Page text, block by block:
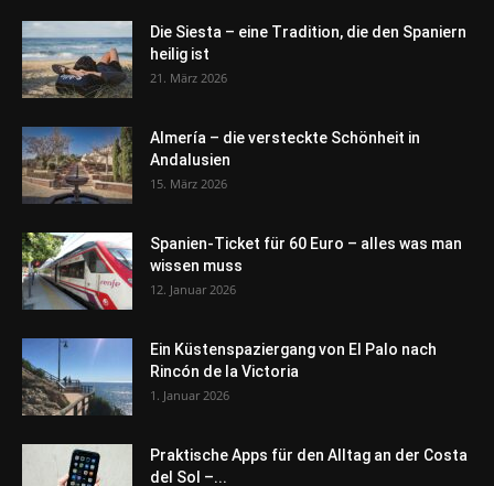
Die Siesta – eine Tradition, die den Spaniern
heilig ist
21. März 2026
Almería – die versteckte Schönheit in
Andalusien
15. März 2026
Spanien-Ticket für 60 Euro – alles was man
wissen muss
12. Januar 2026
Ein Küstenspaziergang von El Palo nach
Rincón de la Victoria
1. Januar 2026
Praktische Apps für den Alltag an der Costa
del Sol –...